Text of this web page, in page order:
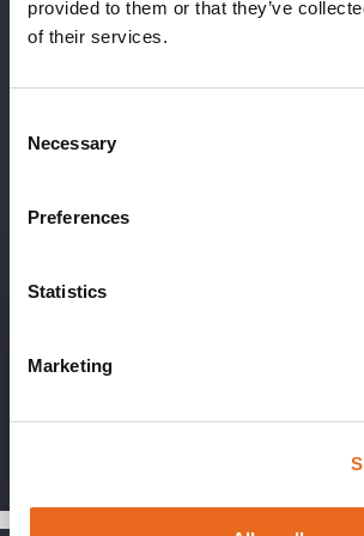
provided to them or that they’ve
of their services.
Selection
Necessary
Preferences
Statistics
Marketing
come piccozze e ramponi,
tecniche e metterle in pratica in
sono divisi per livello di difficoltà
invernale. Scegli quello più adatto a